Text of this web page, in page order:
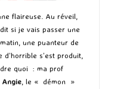
flaireuse. Au réveil,
si je vais passer une
une puanteur de
d’horrible s’est produit,
quoi : ma prof
Angie, le « démon »